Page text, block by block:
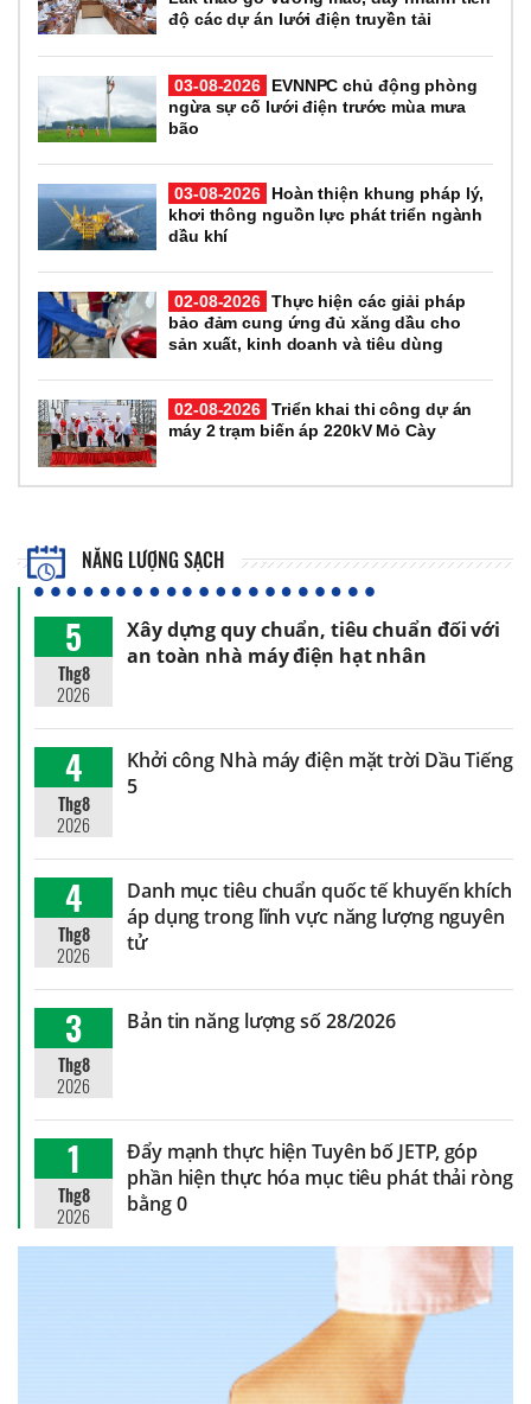
độ các dự án lưới điện truyền tải
03-08-2026
EVNNPC chủ động phòng
ngừa sự cố lưới điện trước mùa mưa
bão
03-08-2026
Hoàn thiện khung pháp lý,
khơi thông nguồn lực phát triển ngành
dầu khí
02-08-2026 Thực hiện các giải pháp
bảo đảm cung ứng đủ xăng dầu cho
sản xuất, kinh doanh và tiêu dùng
02-08-2026 Triển khai thi công dự án
máy 2 trạm biến áp 220kV Mỏ Cày
NĂNG LƯỢNG SẠCH
5
Thg8
2026
Xây dựng quy chuẩn, tiêu chuẩn đối với
an toàn nhà máy điện hạt nhân
4
Thg8
2026
Khởi công Nhà máy điện mặt trời Dầu Tiếng
5
4
Thg8
2026
Danh mục tiêu chuẩn quốc tế khuyến khích
áp dụng trong lĩnh vực năng lượng nguyên
tử
3
Thg8
2026
Bản tin năng lượng số 28/2026
1
Thg8
2026
Đẩy mạnh thực hiện Tuyên bố JETP, góp
phần hiện thực hóa mục tiêu phát thải ròng
bằng 0